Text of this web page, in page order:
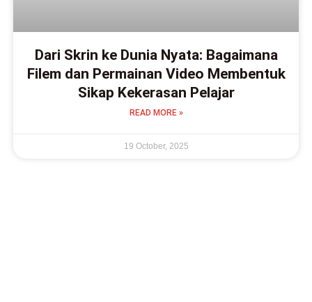
Dari Skrin ke Dunia Nyata: Bagaimana
Filem dan Permainan Video Membentuk
Sikap Kekerasan Pelajar
READ MORE »
19 October, 2025